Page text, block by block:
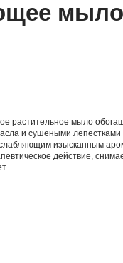
растительное мыло
и сушеными
изысканным
действие,